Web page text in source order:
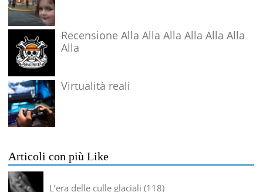
Recensione Alla Alla Alla Alla Alla Alla
Alla
Virtualità reali
Articoli con più Like
L’era delle culle glaciali 118